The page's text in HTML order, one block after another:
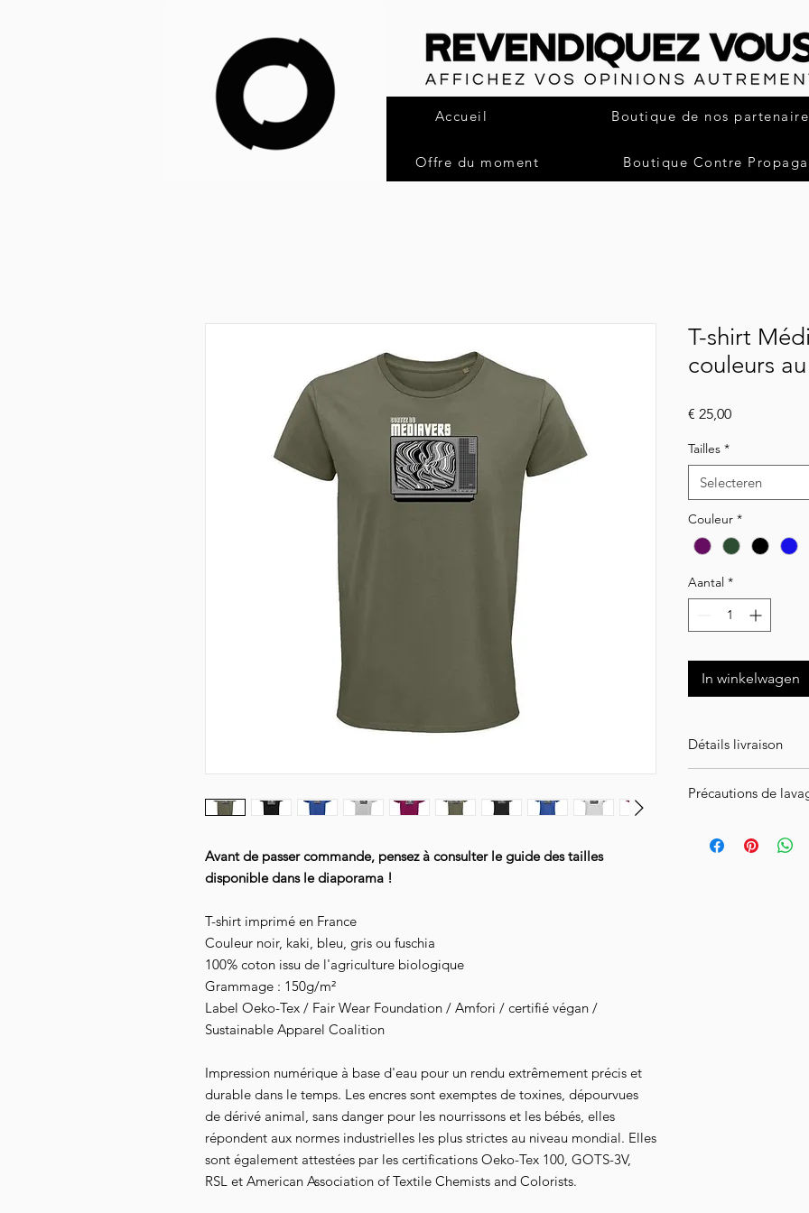
Accueil Boutique de nos
Offre du moment Boutique Contre
Avant de passer commande, pensez à consulter le guide des tailles
disponible dans le diaporama !
T-shirt imprimé en France
Couleur noir, kaki, bleu, gris ou fuschia
100% coton issu de l'agriculture biologique
Grammage : 150g/m²
Label Oeko-Tex / Fair Wear Foundation / Amfori / certifié végan /
Sustainable Apparel Coalition
Impression numérique à base d'eau pour un rendu extrêmement précis et
durable dans le temps. Les encres sont exemptes de toxines, dépourvues
de dérivé animal, sans danger pour les nourrissons et les bébés, elles
répondent aux normes industrielles les plus strictes au niveau mondial. Elles
sont également attestées par les certifications Oeko-Tex 100, GOTS-3V,
RSL et American Association of Textile Chemists and Colorists.
T-shirt
couleurs
€ 25,00Prijs
Tailles *
Selecteren
Couleur *
Aantal *
In winkelwagen
Détails livraison
l'intégralité de votre
Livraison en
Précautions de
l'envers à 30°,